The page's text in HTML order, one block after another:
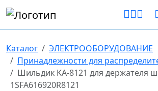
Каталог
ЭЛЕКТРООБОРУДОВАНИЕ
Принадлежности для
Шильдик KA-8121 для держателя
1SFA616920R8121